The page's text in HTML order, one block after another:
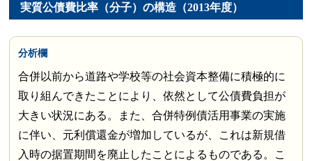
実質公債費比率（分子）の構造（2013年度）
分析欄
合併以前から道路や学校等の社会資本整備に積極的に
取り組んできたことにより、依然として公債費負担が
大きい状況にある。また、合併特例債活用事業の実施
に伴い、元利償還金が増加しているが、これは新規借
入時の据置期間を廃止したことによるものである。こ